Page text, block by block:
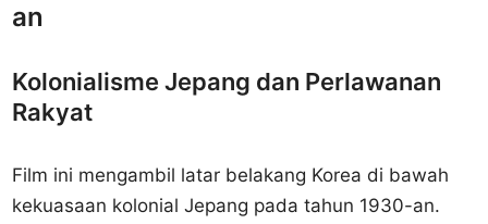
an
Kolonialisme Jepang dan Perlawanan
Rakyat
Film ini mengambil latar belakang Korea di bawah
kekuasaan kolonial Jepang pada tahun 1930-an.